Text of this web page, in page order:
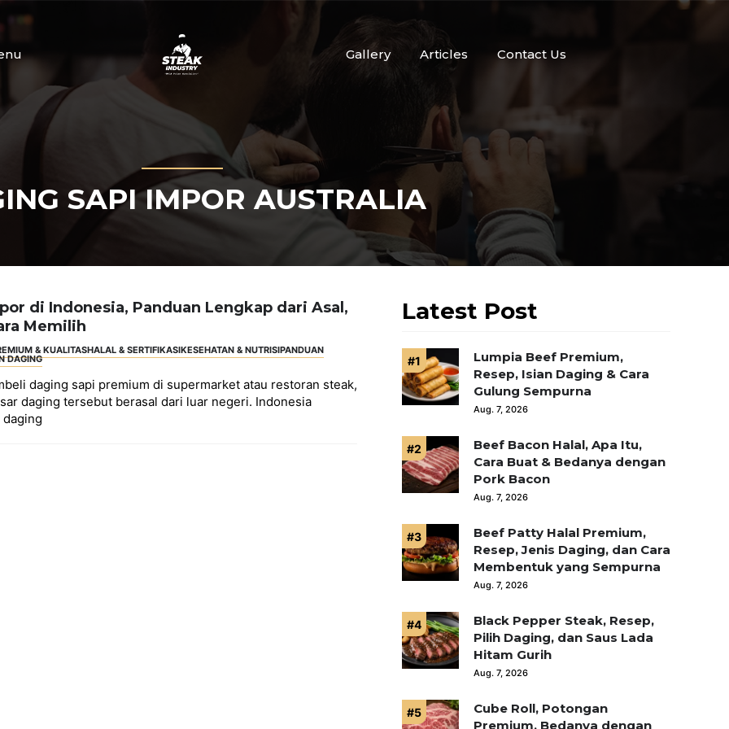
Gallery Articles Contact Us
SAPI IMPOR AUSTRALIA
di Indonesia, Panduan Lengkap dari Asal,
Memilih
& KUALITASHALAL & SERTIFIKASIKESEHATAN & NUTRISIPANDUAN
DAGING
daging sapi premium di supermarket atau restoran steak,
daging tersebut berasal dari luar negeri. Indonesia
Latest Post
Lumpia Beef Premium,
Resep, Isian Daging & Cara
Gulung Sempurna
Aug. 7, 2026
Beef Bacon Halal, Apa Itu,
Cara Buat & Bedanya dengan
Pork Bacon
Aug. 7, 2026
Beef Patty Halal Premium,
Resep, Jenis Daging, dan Cara
Membentuk yang Sempurna
Aug. 7, 2026
Black Pepper Steak, Resep,
Pilih Daging, dan Saus Lada
Hitam Gurih
Aug. 7, 2026
Cube Roll, Potongan
Premium, Bedanya dengan